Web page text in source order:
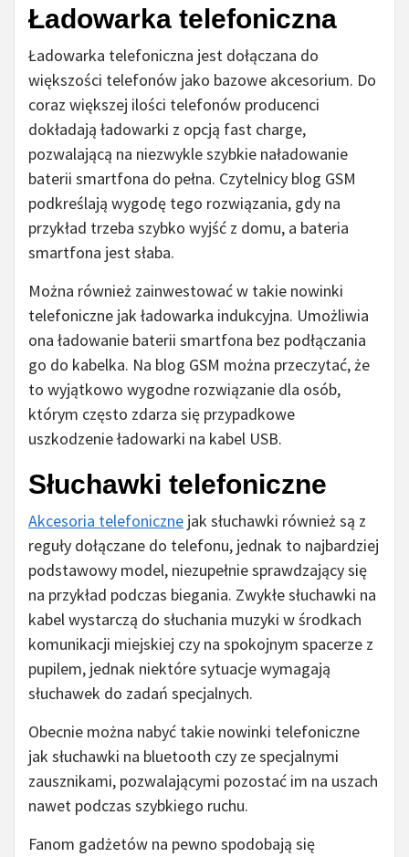
Ładowarka telefoniczna
Ładowarka telefoniczna jest dołączana do
większości telefonów jako bazowe akcesorium. Do
coraz większej ilości telefonów producenci
dokładają ładowarki z opcją fast charge,
pozwalającą na niezwykle szybkie naładowanie
baterii smartfona do pełna. Czytelnicy blog GSM
podkreślają wygodę tego rozwiązania, gdy na
przykład trzeba szybko wyjść z domu, a bateria
smartfona jest słaba.
Można również zainwestować w takie nowinki
telefoniczne jak ładowarka indukcyjna. Umożliwia
ona ładowanie baterii smartfona bez podłączania
go do kabelka. Na blog GSM można przeczytać, że
to wyjątkowo wygodne rozwiązanie dla osób,
którym często zdarza się przypadkowe
uszkodzenie ładowarki na kabel USB.
Słuchawki telefoniczne
Akcesoria telefoniczne jak słuchawki również są z
reguły dołączane do telefonu, jednak to najbardziej
podstawowy model, niezupełnie sprawdzający się
na przykład podczas biegania. Zwykłe słuchawki na
kabel wystarczą do słuchania muzyki w środkach
komunikacji miejskiej czy na spokojnym spacerze z
pupilem, jednak niektóre sytuacje wymagają
słuchawek do zadań specjalnych.
Obecnie można nabyć takie nowinki telefoniczne
jak słuchawki na bluetooth czy ze specjalnymi
zausznikami, pozwalającymi pozostać im na uszach
nawet podczas szybkiego ruchu.
Fanom gadżetów na pewno spodobają się